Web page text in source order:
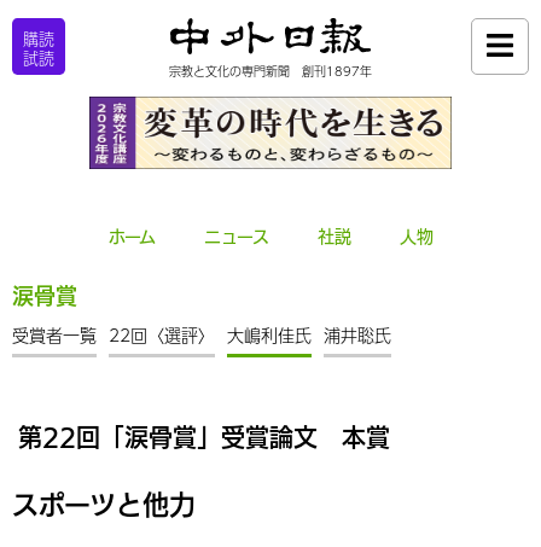
購読
試読
宗教と文化の専門新聞 創刊1897年
ホーム ニュース 社説 人物
涙骨賞
受賞者一覧 22回〈選評〉 大嶋利佳氏 浦井聡氏
第22回「涙骨賞」受賞論文 本賞
スポーツと他力